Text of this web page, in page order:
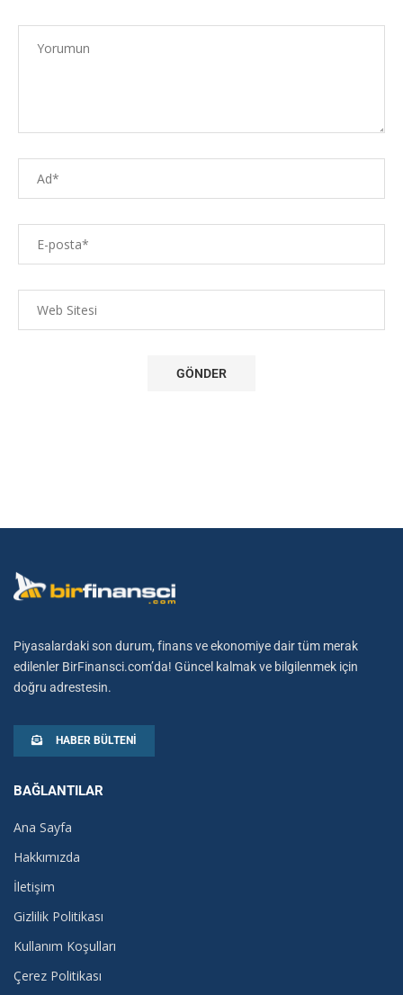
Piyasalardaki son durum, finans ve ekonomiye dair tüm merak
edilenler BirFinansci.com’da! Güncel kalmak ve bilgilenmek için
doğru adrestesin.
HABER BÜLTENI
BAĞLANTILAR
Ana Sayfa
Hakkımızda
İletişim
Gizlilik Politikası
Kullanım Koşulları
Çerez Politikası